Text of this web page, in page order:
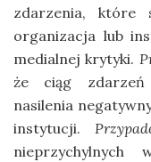
zdarzenia, które
organizacja lub
medialnej krytyki.
że ciąg zdarzeń
nasilenia
instytucji.
nieprzychylnych